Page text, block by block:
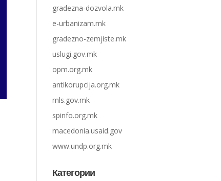
gradezna-dozvola.mk
e-urbanizam.mk
gradezno-zemjiste.mk
uslugi.gov.mk
opm.org.mk
antikorupcija.org.mk
mls.gov.mk
spinfo.org.mk
macedonia.usaid.gov
www.undp.org.mk
Категории